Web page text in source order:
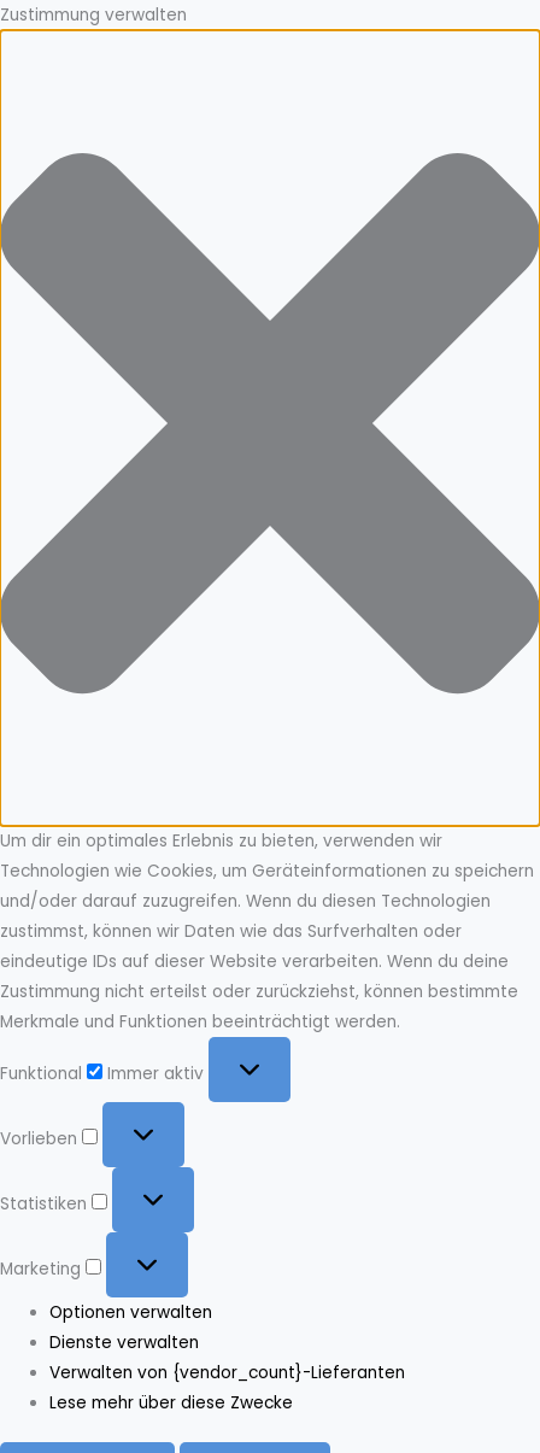
Zustimmung verwalten
Um dir ein optimales Erlebnis zu bieten, verwenden wir
Technologien wie Cookies, um Geräteinformationen zu speichern
und/oder darauf zuzugreifen. Wenn du diesen Technologien
zustimmst, können wir Daten wie das Surfverhalten oder
eindeutige IDs auf dieser Website verarbeiten. Wenn du deine
Zustimmung nicht erteilst oder zurückziehst, können bestimmte
Merkmale und Funktionen beeinträchtigt werden.
Funktional
Immer aktiv
Vorlieben
Statistiken
Marketing
Optionen verwalten
Dienste verwalten
Verwalten von {vendor_count}-Lieferanten
Lese mehr über diese Zwecke